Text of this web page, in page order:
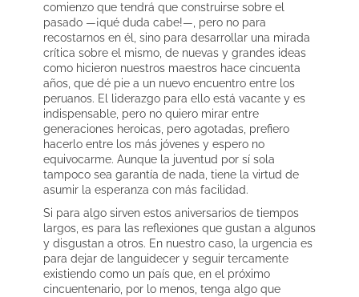
comienzo que tendrá que construirse sobre el
pasado —¡qué duda cabe!—, pero no para
recostarnos en él, sino para desarrollar una mirada
crítica sobre el mismo, de nuevas y grandes ideas
como hicieron nuestros maestros hace cincuenta
años, que dé pie a un nuevo encuentro entre los
peruanos. El liderazgo para ello está vacante y es
indispensable, pero no quiero mirar entre
generaciones heroicas, pero agotadas, prefiero
hacerlo entre los más jóvenes y espero no
equivocarme. Aunque la juventud por sí sola
tampoco sea garantía de nada, tiene la virtud de
asumir la esperanza con más facilidad.
Si para algo sirven estos aniversarios de tiempos
largos, es para las reflexiones que gustan a algunos
y disgustan a otros. En nuestro caso, la urgencia es
para dejar de languidecer y seguir tercamente
existiendo como un país que, en el próximo
cincuentenario, por lo menos, tenga algo que